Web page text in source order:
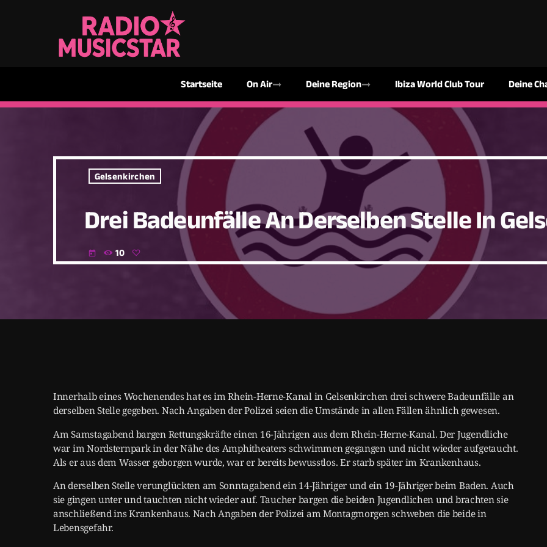
Startseite On Air Deine Region Ibiza World Club Tour Deine
Gelsenkirchen
Drei Badeunfälle An Derselben Stelle In
today 10
Innerhalb eines Wochenendes hat es im Rhein-Herne-Kanal in Gelsenkirchen drei schwere Badeunfälle an
derselben Stelle gegeben. Nach Angaben der Polizei seien die Umstände in allen Fällen ähnlich gewesen.
Am Samstagabend bargen Rettungskräfte einen 16-Jährigen aus dem Rhein-Herne-Kanal. Der Jugendliche
war im Nordsternpark in der Nähe des Amphitheaters schwimmen gegangen und nicht wieder aufgetaucht.
Als er aus dem Wasser geborgen wurde, war er bereits bewusstlos. Er starb später im Krankenhaus.
An derselben Stelle verunglückten am Sonntagabend ein 14-Jähriger und ein 19-Jähriger beim Baden. Auch
sie gingen unter und tauchten nicht wieder auf. Taucher bargen die beiden Jugendlichen und brachten sie
anschließend ins Krankenhaus. Nach Angaben der Polizei am Montagmorgen schweben die beide in
Lebensgefahr.